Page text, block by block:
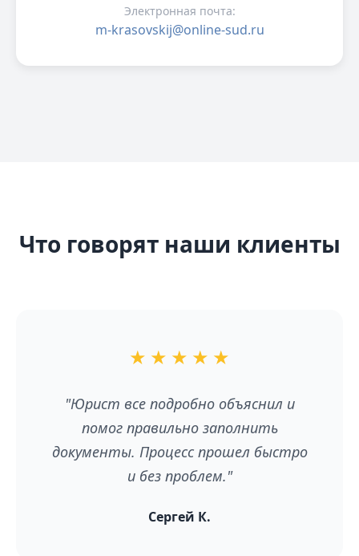
Электронная почта:
m-krasovskij@online-sud.ru
Что говорят наши клиенты
быстро
★★
"Отличный сервис!
время и нервы. Рекомендую
хочет оформить развод без
хлопот."